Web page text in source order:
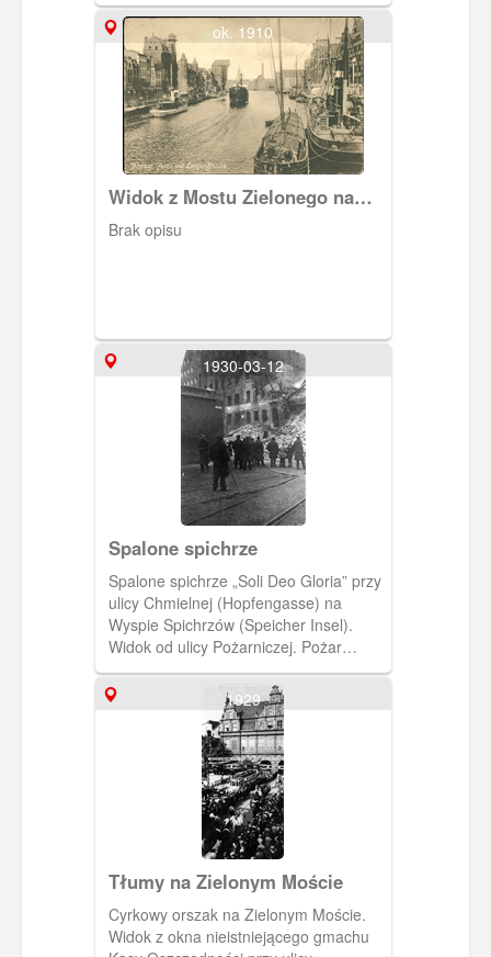
ok. 1910
Widok z Mostu Zielonego na
Motławę
Brak opisu
1930-03-12
Spalone spichrze
Spalone spichrze „Soli Deo Gloria” przy
ulicy Chmielnej (Hopfengasse) na
Wyspie Spichrzów (Speicher Insel).
Widok od ulicy Pożarniczej. Pożar
wybuchł 12 marca 1930 roku. Spichrze
paliły się trzy dni.(1930)
[IDX:1323,1354]
1929
Tłumy na Zielonym Moście
Cyrkowy orszak na Zielonym Moście.
Widok z okna nieistniejącego gmachu